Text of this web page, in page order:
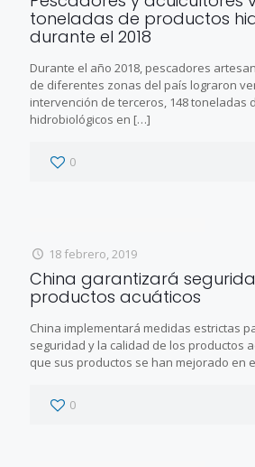
toneladas de productos
durante el 2018
Durante el año 2018, pescadores
de diferentes zonas del país lograron
intervención de terceros, 148 toneladas
hidrobiológicos en […]
0
18 febrero, 2019
China garantizará
productos acuáticos
China implementará medidas estrictas
seguridad y la calidad de los productos
que sus productos se han mejorado en
0